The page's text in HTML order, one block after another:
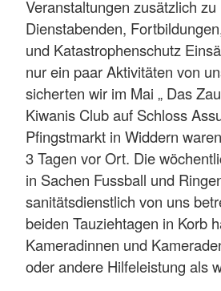
Veranstaltungen zusätzlich zu
Dienstabenden,
und Katastrophenschutz
nur ein paar Aktivitäten von
sicherten wir im Mai „ Das
Kiwanis Club auf Schloss
Pfingstmarkt in Widdern
3 Tagen vor Ort. Die
in Sachen Fussball und
sanitätsdienstlich von uns
beiden Tauziehtagen in Korb
Kameradinnen und
oder andere Hilfeleistung als